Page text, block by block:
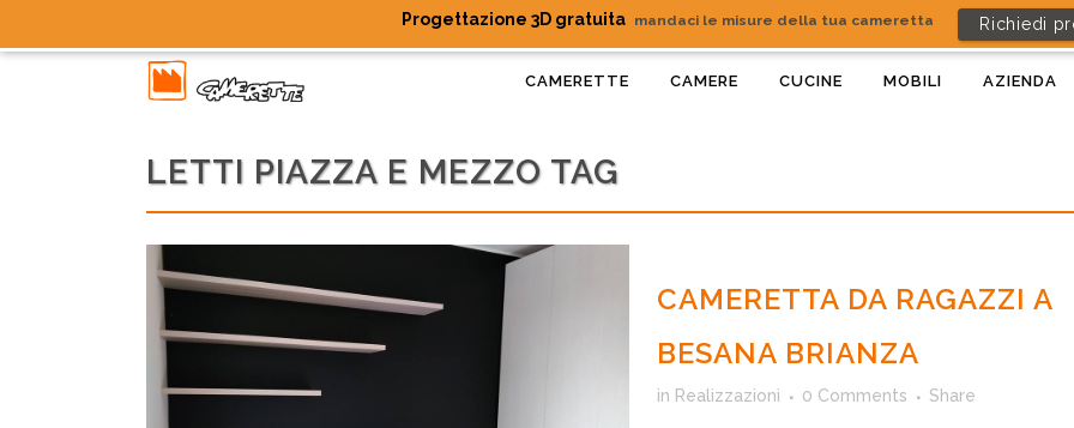
CAMERETTE CAMERE CUCINE MOBILI AZIENDA
LETTI PIAZZA E MEZZO TAG
CAMERETTA DA RAGAZZI A
BESANA BRIANZA
in Realizzazioni 0 Comments Share
Progettazione 3D gratuita mandaci le misure della tua cameretta Richiedi